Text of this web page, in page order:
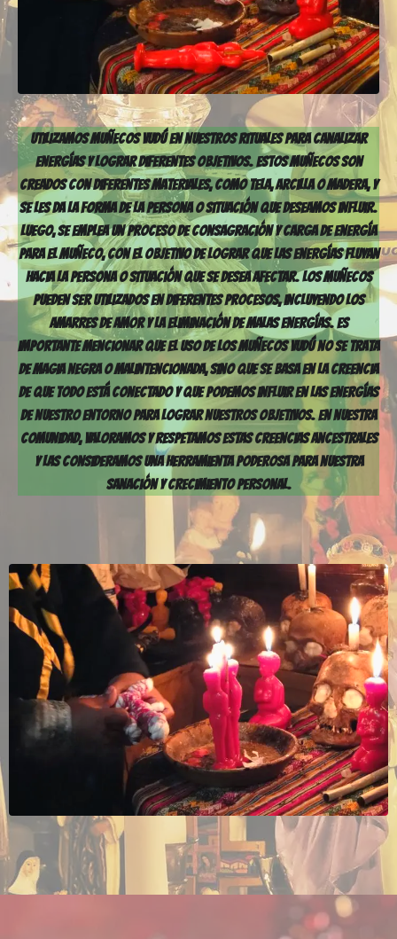
utilizamos muñecos vudú en nuestros rituales para canalizar
energías y lograr diferentes objetivos. Estos muñecos son
creados con diferentes materiales, como tela, arcilla o madera, y
se les da la forma de la persona o situación que deseamos influir.
Luego, se emplea un proceso de consagración y carga de energía
para el muñeco, con el objetivo de lograr que las energías fluyan
hacia la persona o situación que se desea afectar. Los muñecos
pueden ser utilizados en diferentes procesos, incluyendo los
amarres de amor y la eliminación de malas energías. Es
importante mencionar que el uso de los muñecos vudú no se trata
de magia negra o malintencionada, sino que se basa en la creencia
de que todo está conectado y que podemos influir en las energías
de nuestro entorno para lograr nuestros objetivos. En nuestra
comunidad, valoramos y respetamos estas creencias ancestrales
y las consideramos una herramienta poderosa para nuestra
sanación y crecimiento personal.